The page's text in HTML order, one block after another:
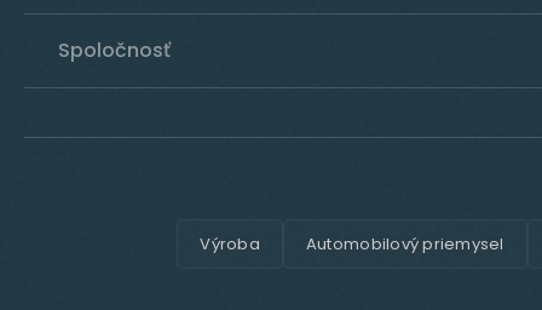
Spoločnosť
Výroba Automobilový priemysel